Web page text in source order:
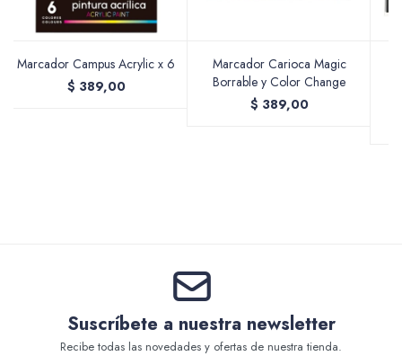
Marcador Campus Acrylic x 6
$ 389,00
Marcador Carioca Magic
Borrable y Color Change
$ 389,00
Suscríbete a nuestra newsletter
Recibe todas las novedades y ofertas de nuestra tienda.
Packs